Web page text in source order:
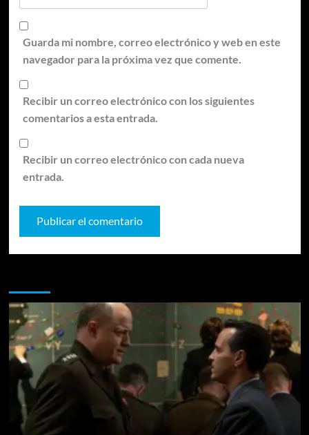
Guarda mi nombre, correo electrónico y web en este
navegador para la próxima vez que comente.
Recibir un correo electrónico con los siguientes
comentarios a esta entrada.
Recibir un correo electrónico con cada nueva
entrada.